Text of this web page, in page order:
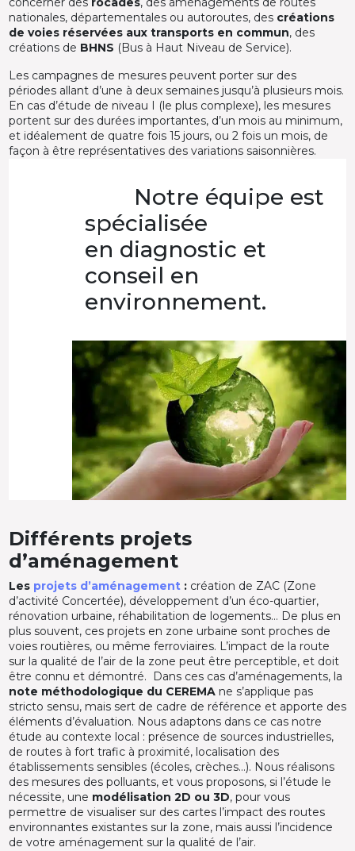
nationales, départementales ou autoroutes, des créations
de voies réservées aux transports en commun, des
créations de BHNS (Bus à Haut Niveau de Service).
Les campagnes de mesures peuvent porter sur des
périodes allant d’une à deux semaines jusqu’à plusieurs mois.
En cas d’étude de niveau I (le plus complexe), les mesures
portent sur des durées importantes, d’un mois au minimum,
et idéalement de quatre fois 15 jours, ou 2 fois un mois, de
façon à être représentatives des variations saisonnières.
Notre équipe est
spécialisée
en diagnostic et
conseil en
environnement.
Différents projets
d’aménagement
Les projets d’aménagement : création de ZAC (Zone
d’activité Concertée), développement d’un éco-quartier,
rénovation urbaine, réhabilitation de logements… De plus en
plus souvent, ces projets en zone urbaine sont proches de
voies routières, ou même ferroviaires. L’impact de la route
sur la qualité de l’air de la zone peut être perceptible, et doit
être connu et démontré. Dans ces cas d’aménagements, la
note méthodologique du CEREMA ne s’applique pas
stricto sensu, mais sert de cadre de référence et apporte des
éléments d’évaluation. Nous adaptons dans ce cas notre
étude au contexte local : présence de sources industrielles,
de routes à fort trafic à proximité, localisation des
établissements sensibles (écoles, crèches…). Nous réalisons
des mesures des polluants, et vous proposons, si l’étude le
nécessite, une modélisation 2D ou 3D, pour vous
permettre de visualiser sur des cartes l’impact des routes
environnantes existantes sur la zone, mais aussi l’incidence
de votre aménagement sur la qualité de l’air.